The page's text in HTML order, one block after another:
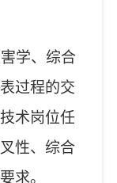
学、综合
过程的交
术岗位任
性、综合
求。